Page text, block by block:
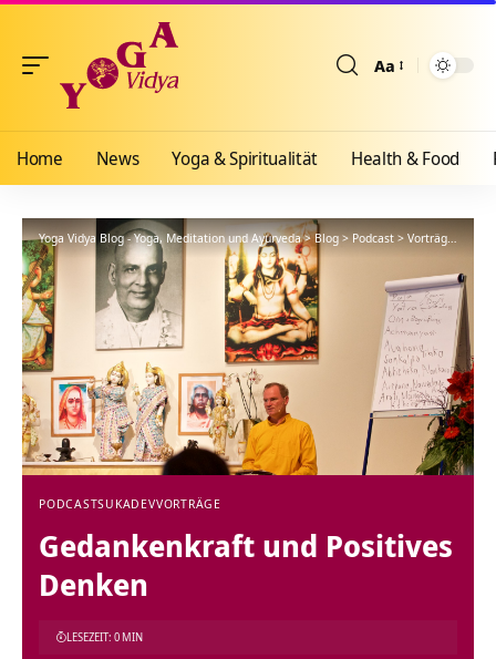
Aa
Home News Yoga & Spiritualität Health & Food
Yoga Vidya Blog - Yoga, Meditation und Ayurveda> Blog>Podcast>Vorträge >
PODCASTSUKADEVVORTRÄGE
Gedankenkraft und Positives
Denken
LESEZEIT: 0 MIN